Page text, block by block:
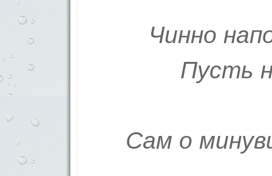
Чинно
Пусть
Сам о